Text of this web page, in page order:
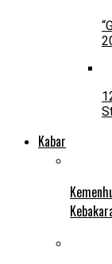
Kabar